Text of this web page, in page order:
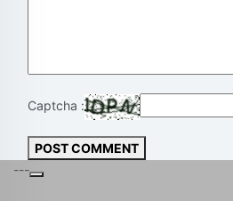
Captcha :
POST COMMENT
---